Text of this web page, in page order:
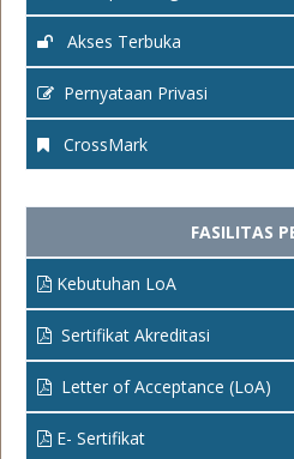
Akses Terbuka
Pernyataan Privasi
CrossMark
FASILITAS
Kebutuhan LoA
Sertifikat Akreditasi
Letter of Acceptance (LoA)
E- Sertifikat